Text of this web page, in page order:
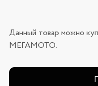
Данный товар можно
МЕГАМОТО.